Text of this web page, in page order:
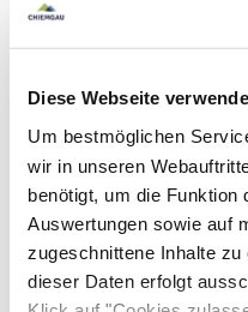
Diese Webseite
Um bestmöglichen
wir in unseren
benötigt, um die Funktion
Auswertungen sowie auf
zugeschnittene Inhalte
dieser Daten erfolgt